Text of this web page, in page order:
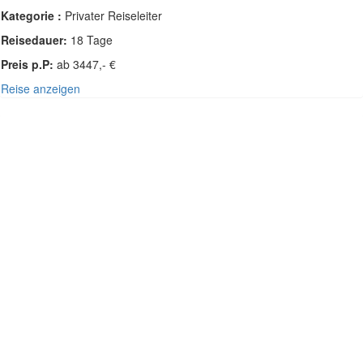
Kategorie : Privater Reiseleiter
Reisedauer: 18 Tage
Preis p.P: ab 3447,- €
Reise anzeigen